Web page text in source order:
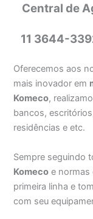
Central de
11 3644-
Oferecemos aos
mais inovador em
Komeco,
bancos,
residências e etc.
Sempre seguindo
Komeco e normas
primeira linha e
com seu